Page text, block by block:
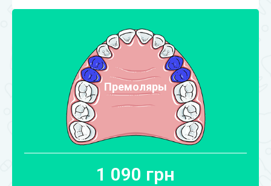
Премоляры
1 090 грн